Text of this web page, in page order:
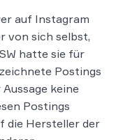
auf Instagram
von sich selbst,
hatte sie für
Postings
keine
Postings
die Hersteller der